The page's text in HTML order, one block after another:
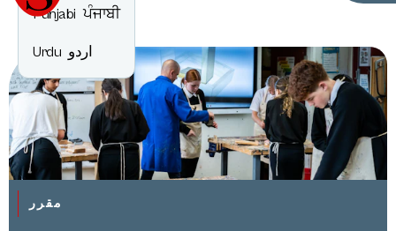
Punjabi ਪੰਜਾਬੀ
Urdu اردو
مقرر